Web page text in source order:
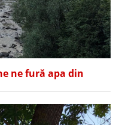
ne fură apa din